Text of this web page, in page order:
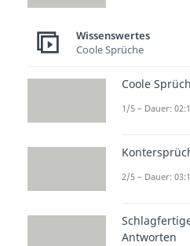
Platz
Grieche
Wissenswertes
Coole Sprüche
Coole
1/5 – Dauer:
2/5 – Dauer:
Antworten